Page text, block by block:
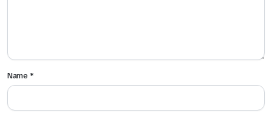
Name*